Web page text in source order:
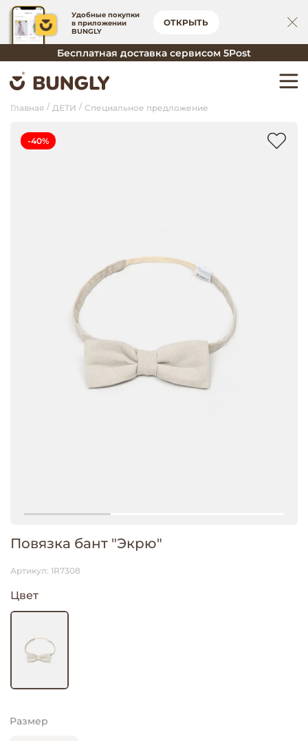
Удобные покупки
в приложении
BUNGLY
ОТКРЫТЬ
Бесплатная доставка сервисом 5Post
Главная ДЕТИ Специальное предложение
-40%
Повязка бант "Экрю"
Артикул: 1R7308
Цвет
Размер